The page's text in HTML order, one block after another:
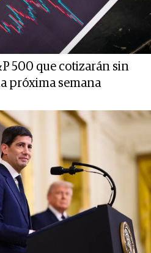
500 que cotizarán sin
próxima semana